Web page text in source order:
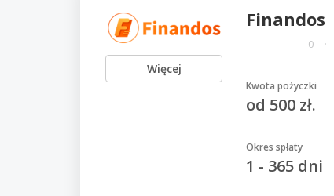
Więcej
Finandos
0
Kwota pożyczki
od 500 zł.
Okres spłaty
1 - 365 dni